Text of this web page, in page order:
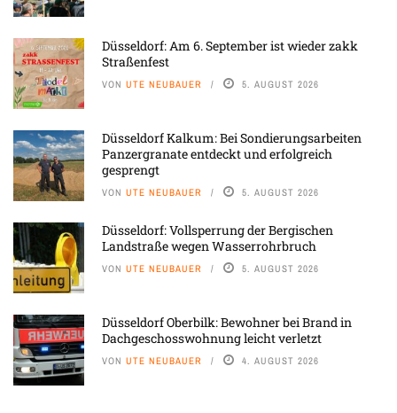
Düsseldorf: Am 6. September ist wieder zakk
Straßenfest
VON UTE NEUBAUER 5. AUGUST 2026
Düsseldorf Kalkum: Bei Sondierungsarbeiten
Panzergranate entdeckt und erfolgreich
gesprengt
VON UTE NEUBAUER 5. AUGUST 2026
Düsseldorf: Vollsperrung der Bergischen
Landstraße wegen Wasserrohrbruch
VON UTE NEUBAUER 5. AUGUST 2026
Düsseldorf Oberbilk: Bewohner bei Brand in
Dachgeschosswohnung leicht verletzt
VON UTE NEUBAUER 4. AUGUST 2026